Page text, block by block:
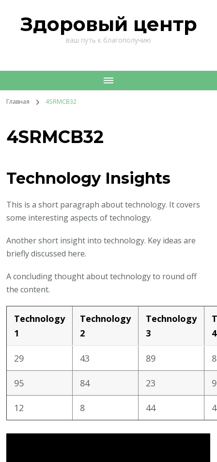
Здоровый центр
ваш путь к благополучию
Главная 4SRMCB32
4SRMCB32
Technology Insights
This is a short paragraph about technology. It covers
some interesting aspects of technology.
Another short insight into technology. Key ideas are
briefly discussed here.
A concluding thought about technology to round off
the content.
Technology
1
Technology
2
Technology
3
4
29 43 89
95 84 23
12 8 44